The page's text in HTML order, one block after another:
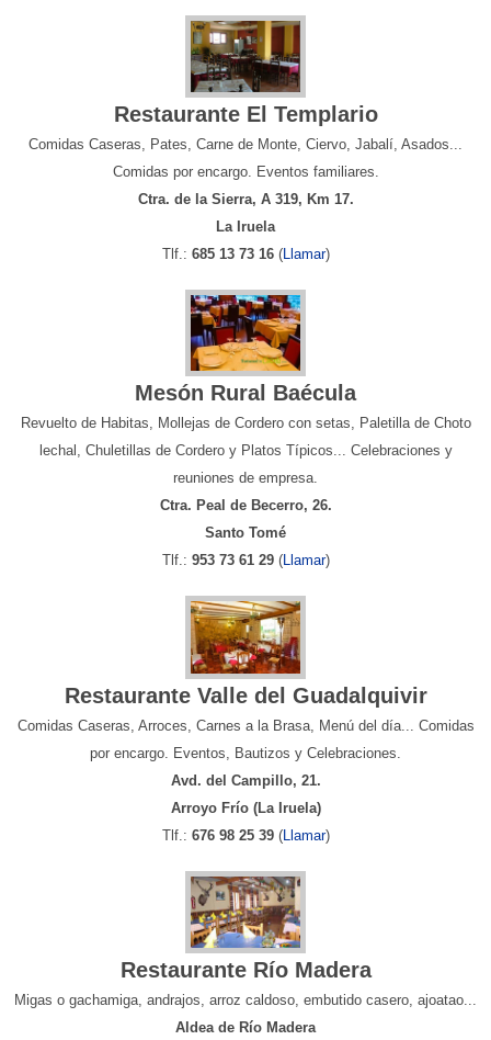
Restaurante El Templario
Comidas Caseras, Pates, Carne de Monte, Ciervo, Jabalí, Asados...
Comidas por encargo. Eventos familiares.
Ctra. de la Sierra, A 319, Km 17.
La Iruela
Tlf.: 685 13 73 16(Llamar)
Mesón Rural Baécula
Revuelto de Habitas, Mollejas de Cordero con setas, Paletilla de Choto
lechal, Chuletillas de Cordero y Platos Típicos... Celebraciones y
reuniones de empresa.
Ctra. Peal de Becerro, 26.
Santo Tomé
Tlf.: 953 73 61 29(Llamar)
Restaurante Valle del Guadalquivir
Comidas Caseras, Arroces, Carnes a la Brasa, Menú del día... Comidas
por encargo. Eventos, Bautizos y Celebraciones.
Avd. del Campillo, 21.
Arroyo Frío (La Iruela)
Tlf.: 676 98 25 39(Llamar)
Restaurante Río Madera
Migas o gachamiga, andrajos, arroz caldoso, embutido casero, ajoatao...
Aldea de Río Madera